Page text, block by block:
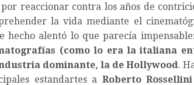
por reaccionar contra los años de
la vida mediante el
hecho alentó lo que parecía impensable:
(como lo era la italiana
dominante, la de Hollywood.
estandartes a Roberto Rossellini